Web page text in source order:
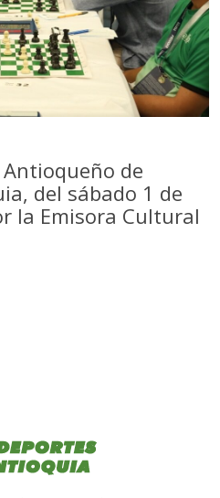
Antioqueño de
del sábado 1 de
la Emisora Cultural